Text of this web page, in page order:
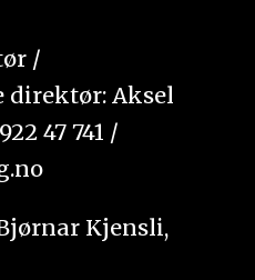
/
direktør: Aksel
47 741 /
Kjensli,